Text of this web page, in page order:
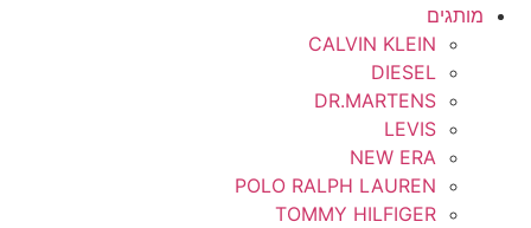
מותגים
CALVIN KLEIN
DIESEL
DR.MARTENS
LEVIS
NEW ERA
POLO RALPH LAUREN
TOMMY HILFIGER